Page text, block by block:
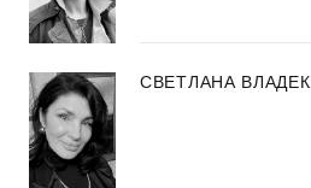
СВЕТЛАНА ВЛАДЕК